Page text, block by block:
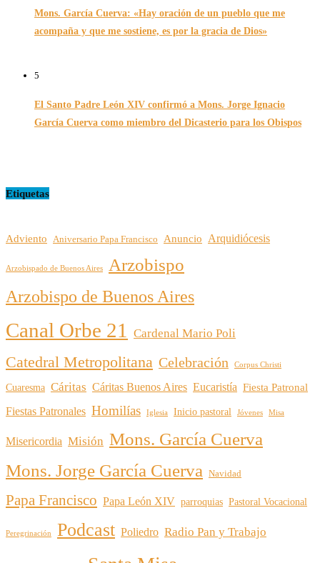
Mons. García Cuerva: «Hay oración de un pueblo que me
acompaña y que me sostiene, es por la gracia de Dios»
5
El Santo Padre León XIV confirmó a Mons. Jorge Ignacio
García Cuerva como miembro del Dicasterio para los Obispos
Etiquetas
Adviento Aniversario Papa Francisco Anuncio Arquidiócesis
Arzobispado de Buenos Aires Arzobispo
Arzobispo de Buenos Aires
Canal Orbe 21 Cardenal Mario Poli
Catedral Metropolitana Celebración Corpus Christi
Cuaresma Cáritas Cáritas Buenos Aires Eucaristía Fiesta Patronal
Fiestas Patronales Homilías Iglesia Inicio pastoral Jóvenes Misa
Misericordia Misión Mons. García Cuerva
Mons. Jorge García Cuerva
Navidad
Papa Francisco Papa León XIV parroquias Pastoral Vocacional
Peregrinación Podcast Poliedro Radio Pan y Trabajo